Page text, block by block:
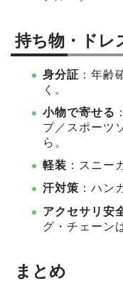
持ち物・ドレ
身分証 ：年齢
く。
小物で寄せる
プ／スポーツ
ら。
軽装 ：スニー
汗対策 ：ハン
アクセサリ安
グ・チェーン
まとめ